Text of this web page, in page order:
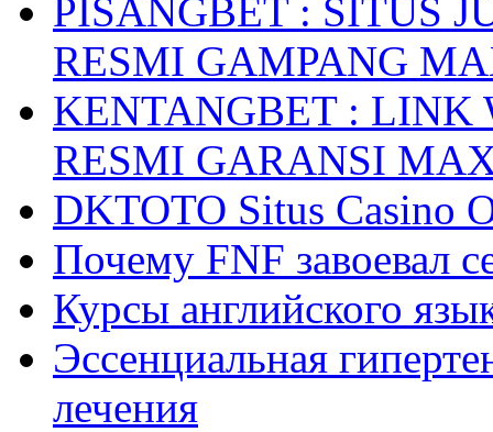
PISANGBET : SITUS
RESMI GAMPANG
KENTANGBET : LINK
RESMI GARANSI
DKTOTO Situs Casino
Почему FNF завоевал
Курсы английского
Эссенциальная
лечения